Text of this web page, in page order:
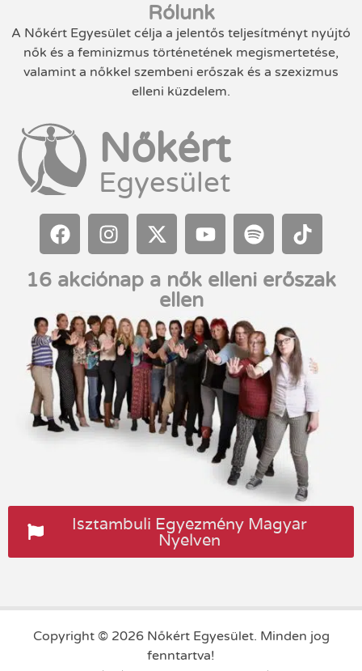
Rólunk
A Nőkért Egyesület célja a jelentős teljesítményt nyújtó
nők és a feminizmus történetének megismertetése,
valamint a nőkkel szembeni erőszak és a szexizmus
elleni küzdelem.
Nőkért
Egyesület
16 akciónap a nők elleni erőszak
ellen
Isztambuli Egyezmény Magyar
Nyelven
Copyright © 2026 Nőkért Egyesület. Minden jog
fenntartva!